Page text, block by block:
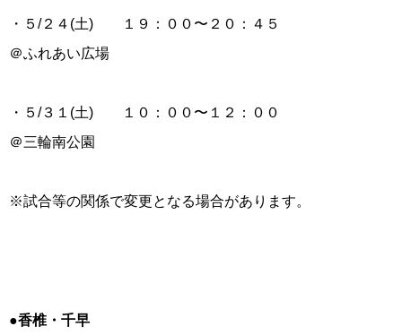
・５/２４(土) １９：００〜２０：４５
＠ふれあい広場
・５/３１(土) １０：００〜１２：００
＠三輪南公園
※試合等の関係で変更となる場合があります。
●香椎・千早